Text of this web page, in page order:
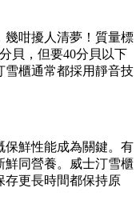
幾咁擾人清夢！質量標
貝，但要40分貝以下
雪櫃通常都採用靜音技
保鮮性能成為關鍵。有
鮮同營養。威士汀雪櫃
存更長時間都保持原